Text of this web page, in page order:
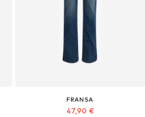
FRANSA
47,90 €